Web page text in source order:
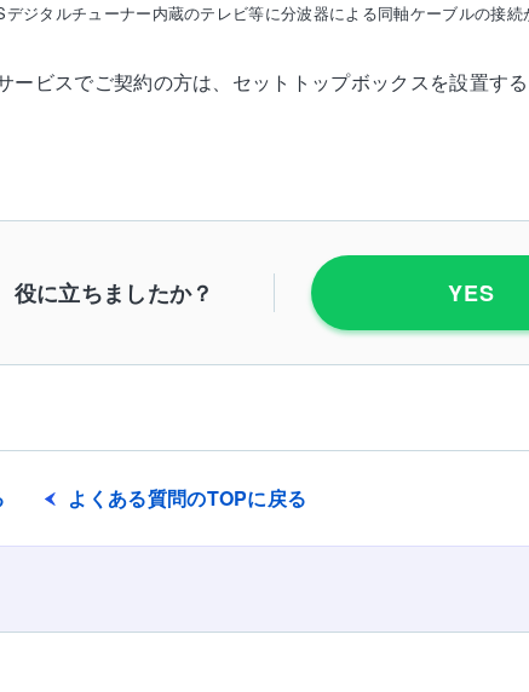
デジタルチューナー内蔵のテレビ等に分波器による同軸ケーブルの接
ービスでご契約の方は、セットトップボックスを設置す
役に立ちましたか？ YES
よくある質問のTOPに戻る